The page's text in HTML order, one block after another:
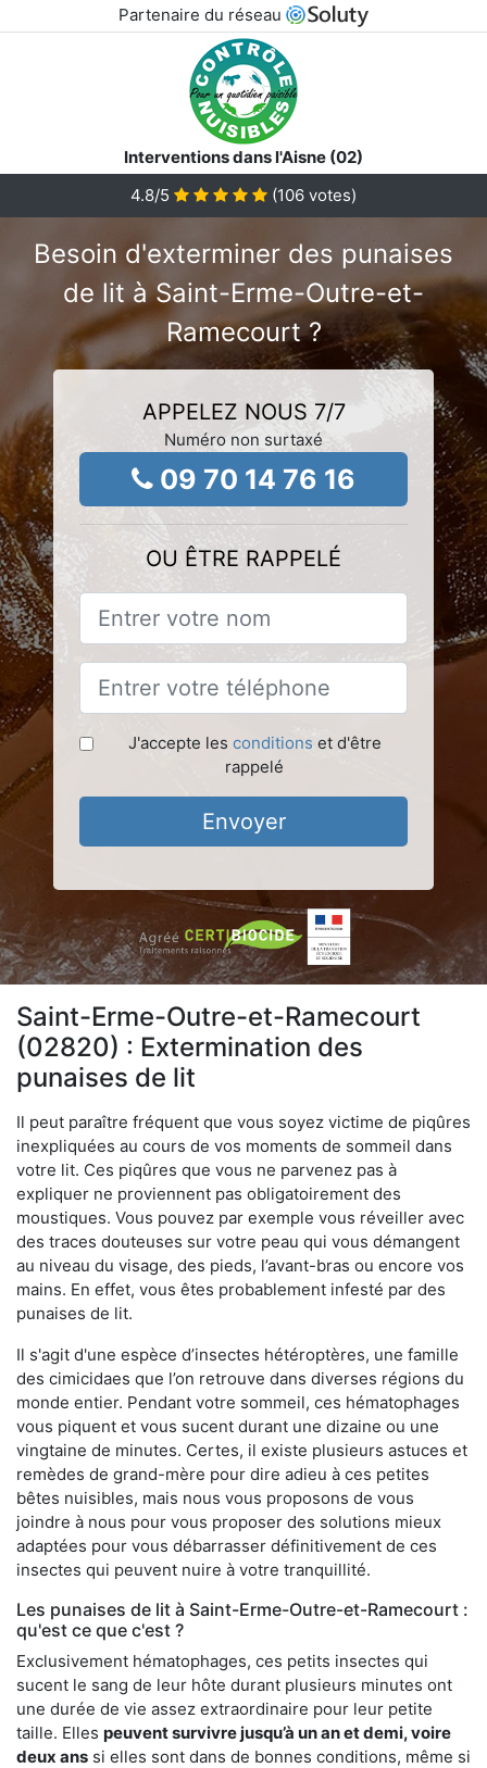
Partenaire du réseau
Interventions dans l'Aisne (02)
4.8/5 (106 votes)
Besoin d'exterminer des punaises
de lit à Saint-Erme-Outre-et-
Ramecourt ?
APPELEZ NOUS 7/7
Numéro non surtaxé
09 70 14 76 16
OU ÊTRE RAPPELÉ
J'accepte les conditions et d'être
rappelé
Envoyer
Saint-Erme-Outre-et-Ramecourt
(02820) : Extermination des
punaises de lit
Il peut paraître fréquent que vous soyez victime de piqûres
inexpliquées au cours de vos moments de sommeil dans
votre lit. Ces piqûres que vous ne parvenez pas à
expliquer ne proviennent pas obligatoirement des
moustiques. Vous pouvez par exemple vous réveiller avec
des traces douteuses sur votre peau qui vous démangent
au niveau du visage, des pieds, l’avant-bras ou encore vos
mains. En effet, vous êtes probablement infesté par des
punaises de lit.
Il s'agit d'une espèce d’insectes hétéroptères, une famille
des cimicidaes que l’on retrouve dans diverses régions du
monde entier. Pendant votre sommeil, ces hématophages
vous piquent et vous sucent durant une dizaine ou une
vingtaine de minutes. Certes, il existe plusieurs astuces et
remèdes de grand-mère pour dire adieu à ces petites
bêtes nuisibles, mais nous vous proposons de vous
joindre à nous pour vous proposer des solutions mieux
adaptées pour vous débarrasser définitivement de ces
insectes qui peuvent nuire à votre tranquillité.
Les punaises de lit à Saint-Erme-Outre-et-Ramecourt :
qu'est ce que c'est ?
Exclusivement hématophages, ces petits insectes qui
sucent le sang de leur hôte durant plusieurs minutes ont
une durée de vie assez extraordinaire pour leur petite
taille. Elles peuvent survivre jusqu’à un an et demi, voire
deux ans si elles sont dans de bonnes conditions, même si